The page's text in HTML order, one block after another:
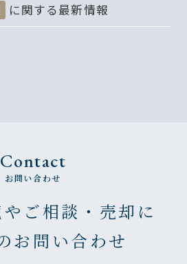
に関する最新情報
Contact
お問い合わせ
ご相談・売却に
お問い合わせ